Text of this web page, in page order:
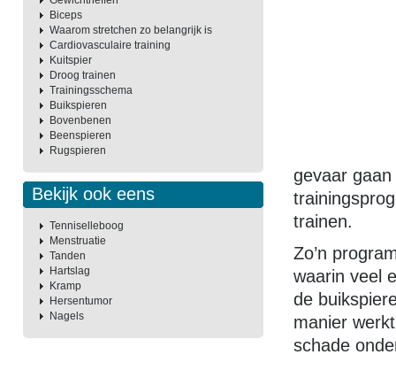
Biceps
Waarom stretchen zo belangrijk is
Cardiovasculaire training
Kuitspier
Droog trainen
Trainingsschema
Buikspieren
Bovenbenen
Beenspieren
Rugspieren
Bekijk ook eens
Tenniselleboog
Menstruatie
Tanden
Hartslag
Kramp
Hersentumor
Nagels
gevaar
trainen.
Zo’n
waarin veel
de
manier
schade